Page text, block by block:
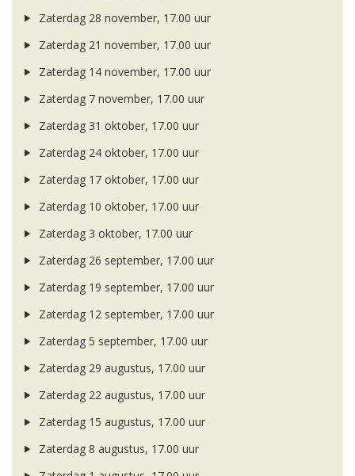
Zaterdag 28 november, 17.00 uur
Zaterdag 21 november, 17.00 uur
Zaterdag 14 november, 17.00 uur
Zaterdag 7 november, 17.00 uur
Zaterdag 31 oktober, 17.00 uur
Zaterdag 24 oktober, 17.00 uur
Zaterdag 17 oktober, 17.00 uur
Zaterdag 10 oktober, 17.00 uur
Zaterdag 3 oktober, 17.00 uur
Zaterdag 26 september, 17.00 uur
Zaterdag 19 september, 17.00 uur
Zaterdag 12 september, 17.00 uur
Zaterdag 5 september, 17.00 uur
Zaterdag 29 augustus, 17.00 uur
Zaterdag 22 augustus, 17.00 uur
Zaterdag 15 augustus, 17.00 uur
Zaterdag 8 augustus, 17.00 uur